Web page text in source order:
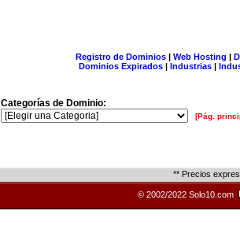
Registro de Dominios| Web Hosting |
Dominios Expirados | Industrias |
Categorías de Dominio:
[Pág.
** Precios
© 2002/2022 Solo10.com